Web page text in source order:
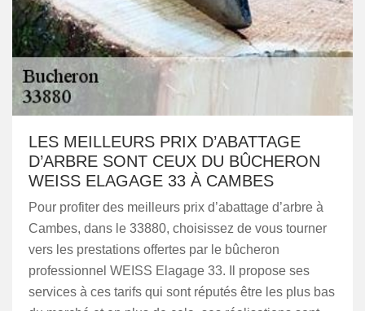
LES MEILLEURS PRIX D’ABATTAGE
D’ARBRE SONT CEUX DU BÛCHERON
WEISS ELAGAGE 33 À CAMBES
Pour profiter des meilleurs prix d’abattage d’arbre à
Cambes, dans le 33880, choisissez de vous tourner
vers les prestations offertes par le bûcheron
professionnel WEISS Elagage 33. Il propose ses
services à ces tarifs qui sont réputés être les plus bas